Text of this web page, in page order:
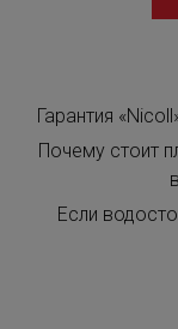
Гарантия
Почему стоит
Если